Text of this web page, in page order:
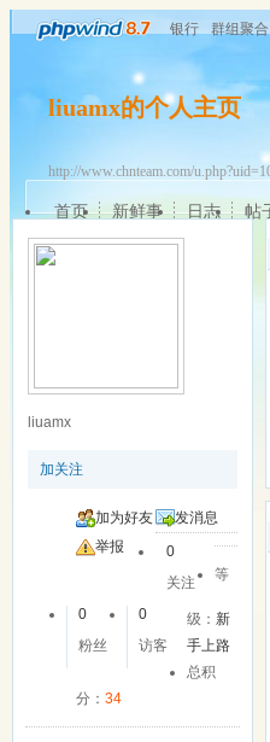
银行 群组聚合
liuamx的个人主页
http://www.chnteam.com/
首页 新鲜事 日志 帖
liuamx
加关注
加为好友
发消息
举报
0
关注
0
粉丝
0
访客
等
级：新
手上路
总积
分： 34